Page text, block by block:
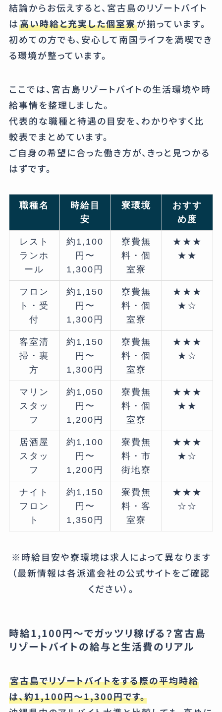
結論からお伝えすると、宮古島のリゾートバイト
は高い時給と充実した個室寮が揃っています。
初めての方でも、安心して南国ライフを満喫でき
る環境が整っています。
ここでは、宮古島リゾートバイトの生活環境や時
給事情を整理しました。
代表的な職種と待遇の目安を、わかりやすく比
較表でまとめています。
ご自身の希望に合った働き方が、きっと見つかる
はずです。
職種名
時給目
安
寮環境
おすす
め度
レスト
ランホ
ール
約1,100
円〜
1,300円
寮費無
料・個
室寮
★★★
★★
フロン
ト・受
付
約1,150
円〜
1,300円
寮費無
料・個
室寮
★★★
★☆
客室清
掃・裏
方
約1,150
円〜
1,300円
寮費無
料・個
室寮
★★★
★☆
マリン
スタッ
フ
約1,050
円〜
1,200円
寮費無
料・個
室寮
★★★
★★
居酒屋
スタッ
フ
約1,100
円〜
1,200円
寮費無
料・市
街地寮
★★★
★☆
ナイト
フロン
ト
約1,150
円〜
1,350円
寮費無
料・客
室寮
★★★
☆☆
※時給目安や寮環境は求人によって異なります
（最新情報は各派遣会社の公式サイトをご確認
ください）。
時給1,100円〜でガッツリ稼げる？宮古島
リゾートバイトの給与と生活費のリアル
宮古島でリゾートバイトをする際の平均時給
は、約1,100円〜1,300円です。